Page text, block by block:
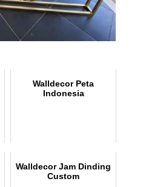
Walldecor Peta
Indonesia
Walldecor Jam Dinding
Custom